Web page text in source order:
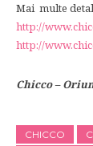
Mai multe
http://
http://
Chicco –
CHICCO